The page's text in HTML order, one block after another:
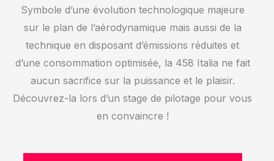
Symbole d’une évolution technologique majeure
sur le plan de l’aérodynamique mais aussi de la
technique en disposant d’émissions réduites et
d’une consommation optimisée, la 458 Italia ne fait
aucun sacrifice sur la puissance et le plaisir.
Découvrez-la lors d’un stage de pilotage pour vous
en convaincre !